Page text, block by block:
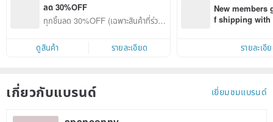
ลด 30%OFF
ทุกชิ้นลด 30%OFF (เฉพาะสินค้าที่ร่วมร
ดูสินค้า
รายละเอียด
New members
f shipping
within 7 days!
รายละเอี
เกี่ยวกับแบรนด์ เยี่ยมชมแบรนด์